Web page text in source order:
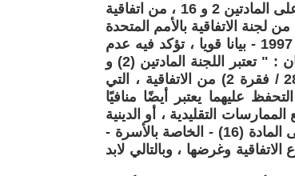
و لم تُجمع الدول العربفونية على أمرٍ ما ، كإجماعها في التحفظ على المادتين 2 و 16 ، من اتفاقية
لجنة الاتفاقية بالأمم المتحدة
(هيئة خبراء مستقلين ، لمتابعة تنفيذ الاتفاقية) ، أن تصدر - يوليو 1997 - بيانا قويا ، تؤكد فيه عدم
جواز التحفظ على هاتين المادتين تحديدا ، حيث جاء في نص البيان : " تعتبر اللجنة المادتين (2) و
(16) جوهر الاتفاقية ، ولا يجوز التحفظ عليهما بموجب المادة (28 / فقرة 2) من الاتفاقية ، التي
عليهما يعتبر أيضًا منافيًا
الدولي العام ، و أنّ تَعارُض المادتين (2) و (16) مع الممارسات التقليدية ، أو الدينية
، أو الثقافية ، لا يمكن أن يبرر انتهاك الاتفاقية ، و أنَّ التحفظ على المادة (16) - الخاصة بالأسرة -
وغرضها ، وبالتالي لابد